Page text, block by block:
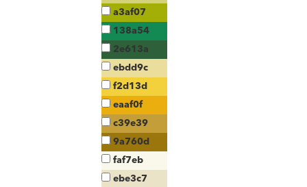
a3af07
138a54
2e613a
ebdd9c
f2d13d
eaaf0f
c39e39
9a760d
faf7eb
ebe3c7